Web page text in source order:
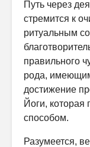
Путь через
стремится к
ритуальным
правильного
рода,
достижение
Йоги, которая
способом.
Разумеется,